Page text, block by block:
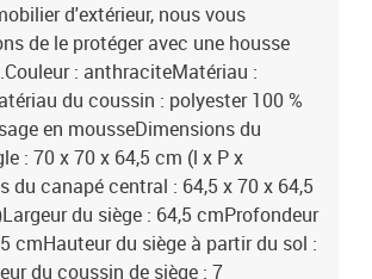
d'extérieur, nous vous
de le protéger avec une housse
: anthraciteMatériau :
du coussin : polyester 100 %
en mousseDimensions du
: 70 x 70 x 64,5 cm (l x P x
du canapé central : 64,5 x 70 x 64,5
du siège : 64,5 cmProfondeur
cmHauteur du siège à partir du sol :
du coussin de siège : 7